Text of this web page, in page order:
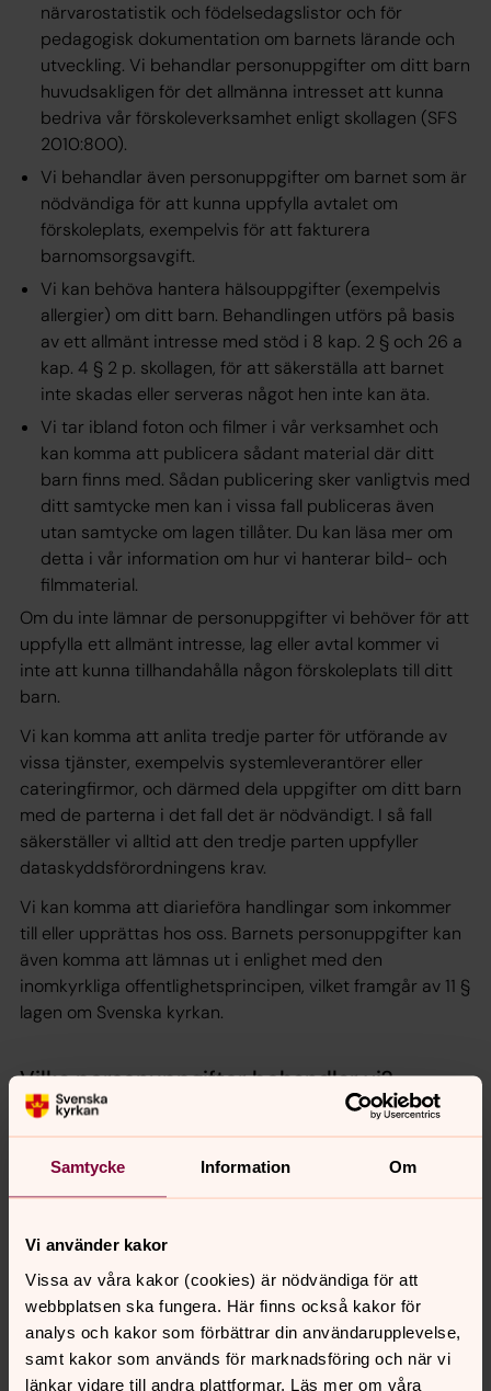
Samtycke Information Om
Vi använder kakor
Vissa av våra kakor (cookies) är nödvändiga för att
webbplatsen ska fungera. Här finns också kakor för
analys och kakor som förbättrar din användarupplevelse,
samt kakor som används för marknadsföring och när vi
länkar vidare till andra plattformar. Läs mer om våra
närvarostatistik och födelsedagslistor och för
pedagogisk dokumentation om barnets lärande och
utveckling. Vi behandlar personuppgifter om ditt barn
huvudsakligen för det allmänna intresset att kunna
bedriva vår förskoleverksamhet enligt skollagen (SFS
2010:800).
Vi behandlar även personuppgifter om barnet som är
nödvändiga för att kunna uppfylla avtalet om
förskoleplats, exempelvis för att fakturera
barnomsorgsavgift.
Vi kan behöva hantera hälsouppgifter (exempelvis
allergier) om ditt barn. Behandlingen utförs på basis
av ett allmänt intresse med stöd i 8 kap. 2 § och 26 a
kap. 4 § 2 p. skollagen, för att säkerställa att barnet
inte skadas eller serveras något hen inte kan äta.
Vi tar ibland foton och filmer i vår verksamhet och
kan komma att publicera sådant material där ditt
barn finns med. Sådan publicering sker vanligtvis med
ditt samtycke men kan i vissa fall publiceras även
utan samtycke om lagen tillåter. Du kan läsa mer om
detta i vår information om hur vi hanterar bild- och
filmmaterial.
Om du inte lämnar de personuppgifter vi behöver för att
uppfylla ett allmänt intresse, lag eller avtal kommer vi
inte att kunna tillhandahålla någon förskoleplats till ditt
barn.
Vi kan komma att anlita tredje parter för utförande av
vissa tjänster, exempelvis systemleverantörer eller
cateringfirmor, och därmed dela uppgifter om ditt barn
med de parterna i det fall det är nödvändigt. I så fall
säkerställer vi alltid att den tredje parten uppfyller
dataskyddsförordningens krav.
Vi kan komma att diarieföra handlingar som inkommer
till eller upprättas hos oss. Barnets personuppgifter kan
även komma att lämnas ut i enlighet med den
inomkyrkliga offentlighetsprincipen, vilket framgår av 11 §
lagen om Svenska kyrkan.
Vilka personuppgifter behandlar vi?
När du anmäler ditt barn till förskoleverksamheten
lämnar du också in personuppgifter om dig och ditt
barn till [Ange enhetens namn]. Detta görs vanligen på
en blankett eller annat formulär där du själv fyller i
För vårdnadshavare rör det sig vanligtvis om namn,
personnummer, e-postadress, telefonnummer och
adress.
För andra närstående rör det sig vanligtvis om namn
och telefonnummer.